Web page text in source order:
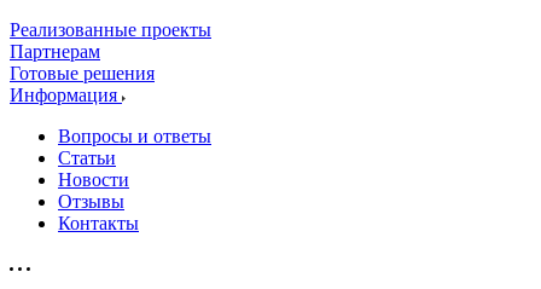
Реализованные проекты
Партнерам
Готовые решения
Информация
Вопросы и ответы
Статьи
Новости
Отзывы
Контакты